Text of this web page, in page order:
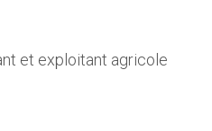
et exploitant agricole